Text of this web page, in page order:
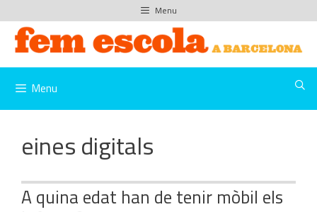
al
contingut
Menu
Menu
eines digitals
A quina edat han de tenir mòbil els